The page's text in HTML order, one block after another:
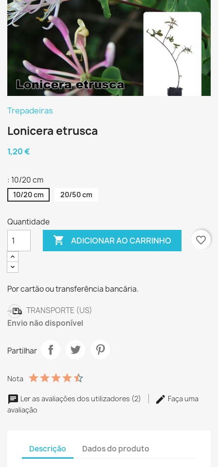
Trepadeiras
Lonicera etrusca
1,20 €
: 10/20 cm
10/20 cm 20/50 cm
Quantidade
 ADICIONAR AO CARRINHO favorite_border
Por cartão ou transferência bancária.
TRANSPORTE (US)
Envio não disponível
Partilhar
Nota
Ler as avaliações dos utilizadores (2)
Faça uma
avaliação
Descrição Dados do produto